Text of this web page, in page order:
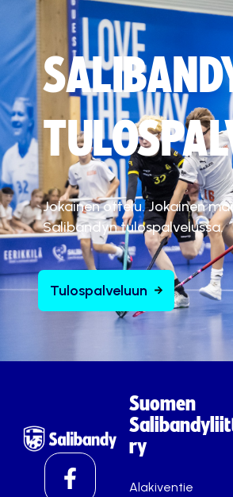
Jokainen ottelu. Jokainen
Salibandyn tulospalvelussa.
Tulospalveluun
Suomen
ry
Alakiventie